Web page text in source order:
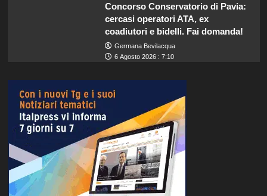
Concorso Conservatorio di Pavia:
cercasi operatori ATA, ex
coadiutori e bidelli. Fai domanda!
Germana Bevilacqua
6 Agosto 2026 : 7:10